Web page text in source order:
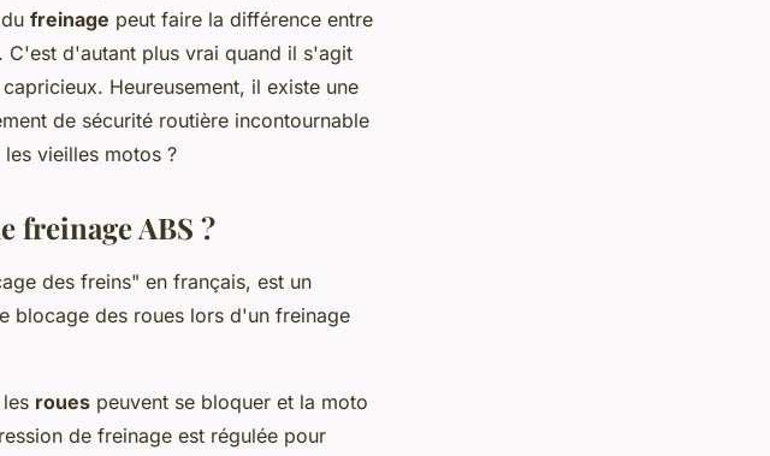
freinage peut faire la différence entre
C'est d'autant plus vrai quand il s'agit
Heureusement, il existe une
de sécurité routière incontournable
vieilles motos ?
freinage ABS ?
des freins" en français, est un
blocage des roues lors d'un freinage
roues peuvent se bloquer et la moto
de freinage est régulée pour